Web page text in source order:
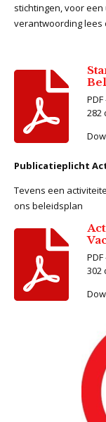
stichtingen, voor
verantwoording lees
PDF
282
Publicatieplicht
Tevens een
ons beleidsplan
PDF
302